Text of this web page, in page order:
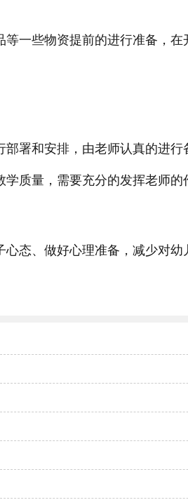
一些物资提前的进行准备，在
署和安排，由老师认真的进行
质量，需要充分的发挥老师的
态、做好心理准备，减少对幼